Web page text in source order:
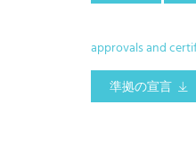
approvals and
準拠の宣言